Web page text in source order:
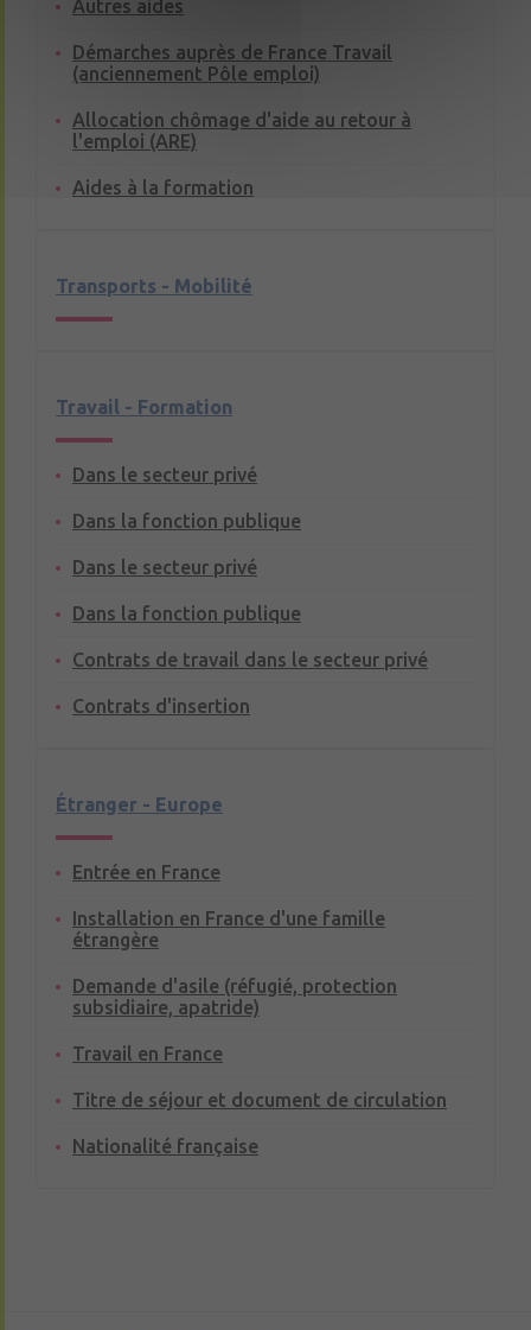
Autres aides
Démarches auprès de France Travail
(anciennement Pôle emploi)
Allocation chômage d'aide au retour à
l'emploi (ARE)
Aides à la formation
Transports - Mobilité
Travail - Formation
Dans le secteur privé
Dans la fonction publique
Dans le secteur privé
Dans la fonction publique
Contrats de travail dans le secteur privé
Contrats d'insertion
Étranger - Europe
Entrée en France
Installation en France d'une famille
étrangère
Demande d'asile (réfugié, protection
subsidiaire, apatride)
Travail en France
Titre de séjour et document de circulation
Nationalité française